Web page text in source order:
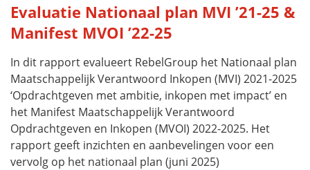
Evaluatie Nationaal plan MVI ’21-25 &
Manifest MVOI ’22-25
In dit rapport evalueert RebelGroup het Nationaal plan
Maatschappelijk Verantwoord Inkopen (MVI) 2021-2025
‘Opdrachtgeven met ambitie, inkopen met impact’ en
het Manifest Maatschappelijk Verantwoord
Opdrachtgeven en Inkopen (MVOI) 2022-2025. Het
rapport geeft inzichten en aanbevelingen voor een
vervolg op het nationaal plan (juni 2025)